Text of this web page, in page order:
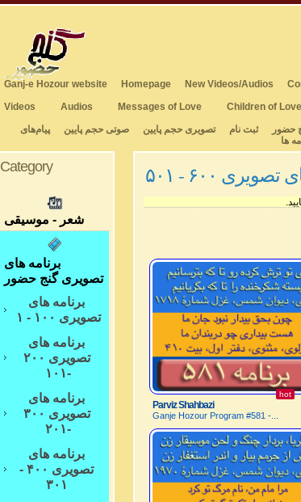
Ganj-e Hozour website Homepage New Videos/Audios
Videos
Audios Messages of Love Children of Love
حضور ثبت نام تصویری حجم پایین صوتی حجم پایین
پیام‌های
ها
Category
شعر - موسیقی
برنامه های
تصویری گنج حضور
برنامه های
تصویری ۱۰۰ - ۱
برنامه های
تصویری ۲۰۰
-۱۰۱
برنامه های
تصویری ۳۰۰
-۲۰۱
برنامه های
تصویری ۴۰۰ -
۳۰۱
۶۰۰ - ۵۰۱
hot
Parviz Shahbazi
Ganje Hozour Program #581 -...